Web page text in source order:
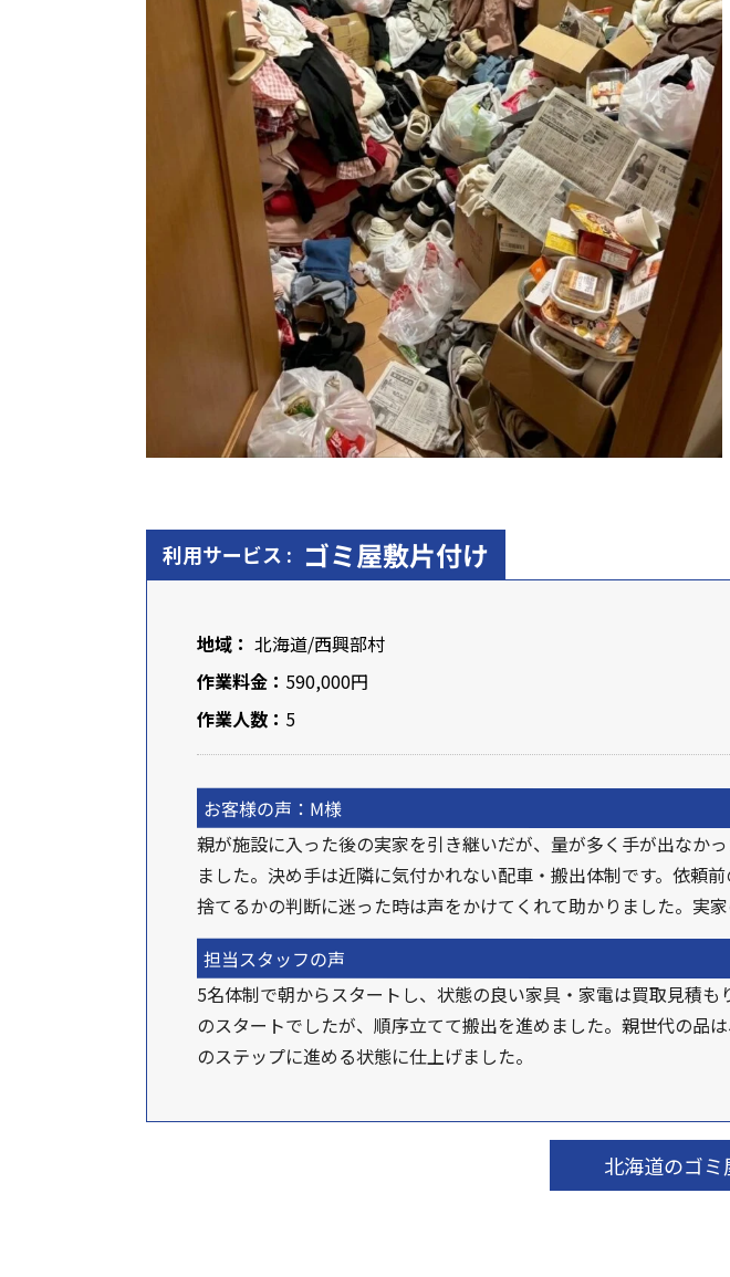
利用サービス : ゴミ屋敷片付け
地域： 北海道/西興部村
作業料金： 590,000円
作業人数： 5
お客様の声：M様
親が施設に入った後の実家を引き継いだが、量が多く手が出なか
ました。決め手は近隣に気付かれない配車・搬出体制です。依頼
捨てるかの判断に迷った時は声をかけてくれて助かりました。実
担当スタッフの声
5名体制で朝からスタートし、状態の良い家具・家電は買取見積
のスタートでしたが、順序立てて搬出を進めました。親世代の品
のステップに進める状態に仕上げました。
北海道のゴ